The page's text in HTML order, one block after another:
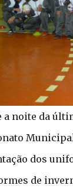
a noite da
dos
de